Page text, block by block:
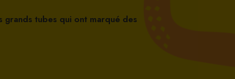
grands tubes qui ont marqué des